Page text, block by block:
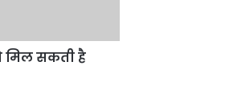
मिल सकती है